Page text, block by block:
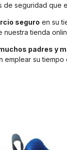
de seguridad que
seguro en su
tienda
padres y
su